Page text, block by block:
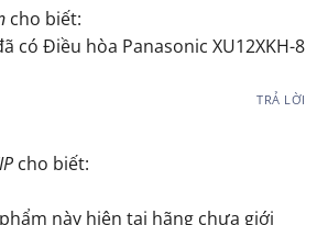
cho biết:
có Điều hòa Panasonic XU12XKH-8
TRẢ LỜI
cho biết:
này hiện tại hãng chưa giới